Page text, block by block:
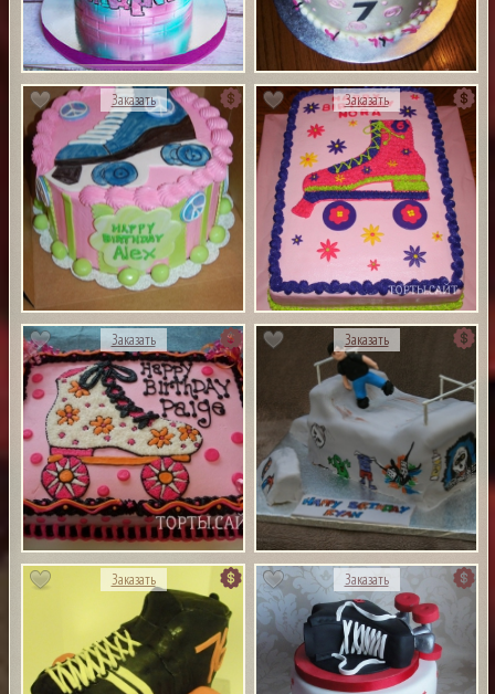
Заказать Заказать
Заказать Заказать
Заказать Заказать